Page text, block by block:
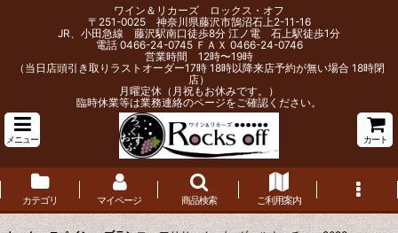
ワイン＆リカーズ ロックス・オフ
〒251-0025 神奈川県藤沢市鵠沼石上2-11-16
JR、小田急線 藤沢駅南口徒歩8分 江ノ電 石上駅徒歩1分
電話 0466-24-0745 ＦＡＸ 0466-24-0746
営業時間 12時〜19時
（当日店頭引き取りラストオーダー17時 18時以降来店予約が無い場合 18時閉
店）
月曜定休（月祝もお休みです。）
臨時休業等は業務連絡のページをご確認ください。
メニュー カート
カテゴリ マイページ 商品検索 ご利用案内